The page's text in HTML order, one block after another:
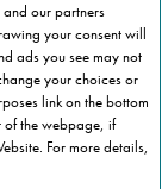
our partners
your consent will
ads you see may not
your choices or
link on the bottom
of the webpage, if
For more details,